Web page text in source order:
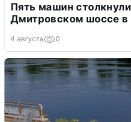
Пять машин
Дмитровском шоссе
4 августа 0